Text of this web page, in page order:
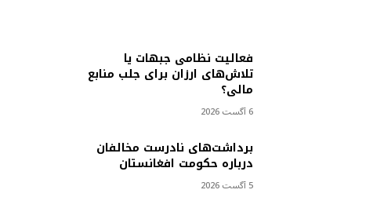
فعالیت نظامی جبهات یا
تلاش‌های ارزان برای جلب منابع
مالی؟
6 آگست 2026
برداشت‌های نادرست مخالفان
درباره حکومت افغانستان
5 آگست 2026